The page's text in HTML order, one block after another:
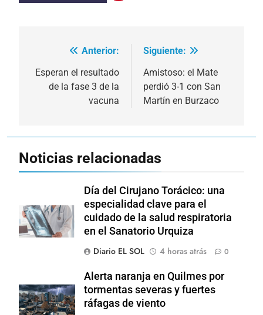
Navegación
de
Anterior:
Esperan el resultado
de la fase 3 de la
vacuna
Siguiente:
Amistoso: el Mate
perdió 3-1 con San
Martín en Burzaco
Noticias relacionadas
Día del Cirujano Torácico: una
especialidad clave para el
cuidado de la salud respiratoria
en el Sanatorio Urquiza
Diario EL SOL
4 horas atrás 0
Alerta naranja en Quilmes por
tormentas severas y fuertes
ráfagas de viento